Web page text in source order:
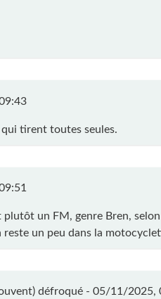
tirent toutes seules.
un FM, genre Bren,
un peu dans la
défroqué - 05/11/2025,